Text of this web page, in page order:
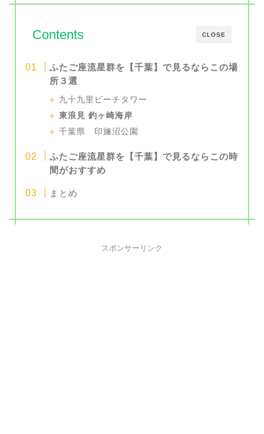
CLOSE
Contents
ふたご座流星群を【千葉】で見るならこの場
所３選
九十九里ビーチタワー
東浪見 釣ヶ崎海岸
千葉県 印旛沼公園
ふたご座流星群を【千葉】で見るならこの時
間がおすすめ
まとめ
スポンサーリンク